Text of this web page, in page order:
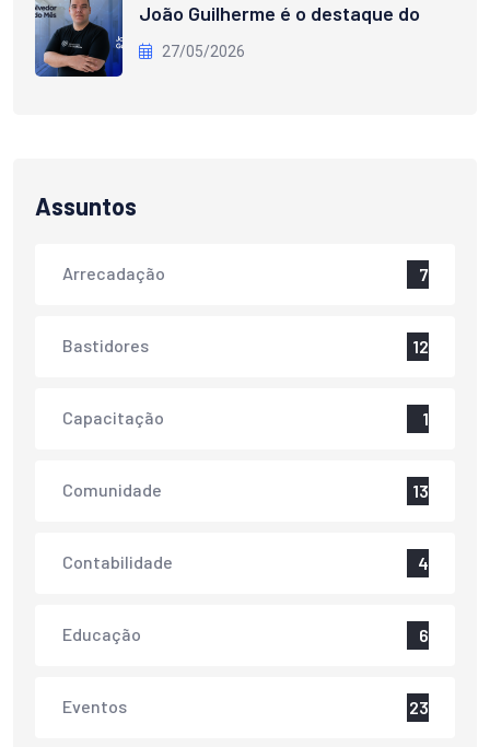
João Guilherme é o destaque do
27/05/2026
Assuntos
Arrecadação 7
Bastidores 12
Capacitação 1
Comunidade 13
Contabilidade 4
Educação 6
Eventos 23